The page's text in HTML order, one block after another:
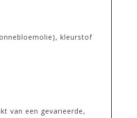
kleurstof
van een gevarieerde,